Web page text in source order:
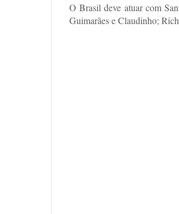
O Brasil deve atuar com
Guimarães e Claudinho;